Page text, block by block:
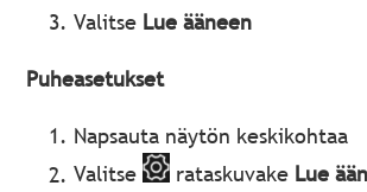
Valitse Lue ääneen
Puheasetukset
Napsauta näytön keskikohtaa
Valitse
rataskuvake Lue